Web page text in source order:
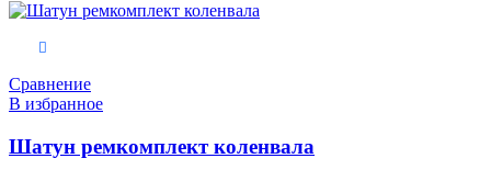
Сравнение
В избранное
Шатун ремкомплект коленвала